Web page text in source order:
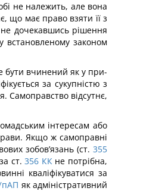
не належить, але вона
що має право взяти її з
дочекавшись рішення
встановленому законом
бути вчинений як у при­
за сукупністю з
Самоправство відсутнє,
інтересам або
Якщо ж самоправні
зобов’язань (ст. 355
ст. 356 ККне потрібна,
кваліфікуватися за
як адміністративний